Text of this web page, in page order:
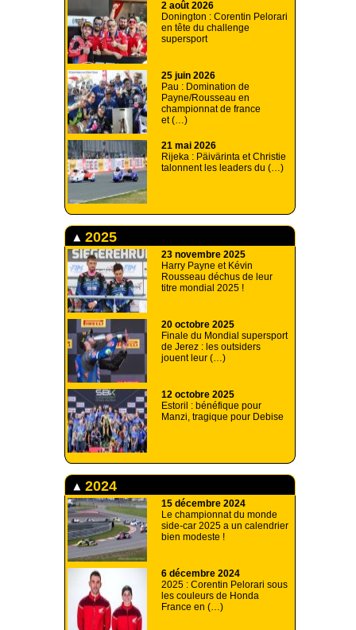
2 août 2026
Donington : Corentin Pelorari
en tête du challenge
supersport
25 juin 2026
Pau : Domination de
Payne/Rousseau en
championnat de france
et (…)
21 mai 2026
Rijeka : Päivärinta et Christie
talonnent les leaders du (…)
2025
23 novembre 2025
Harry Payne et Kévin
Rousseau déchus de leur
titre mondial 2025 !
20 octobre 2025
Finale du Mondial supersport
de Jerez : les outsiders
jouent leur (…)
12 octobre 2025
Estoril : bénéfique pour
Manzi, tragique pour Debise
2024
15 décembre 2024
Le championnat du monde
side-car 2025 a un calendrier
bien modeste !
6 décembre 2024
2025 : Corentin Pelorari sous
les couleurs de Honda
France en (…)